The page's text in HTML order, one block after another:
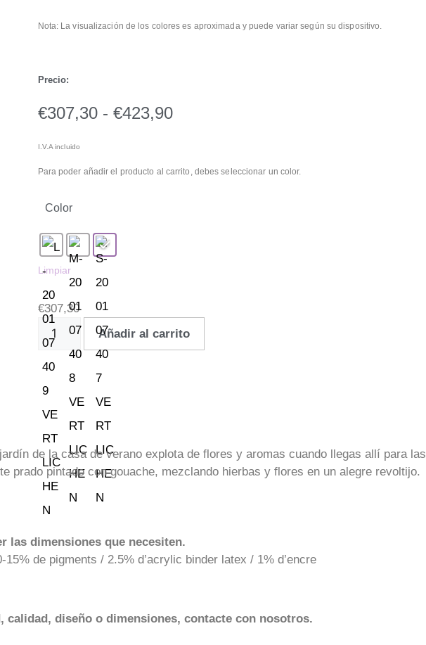
Nota: La visualización de los colores es aproximada y puede variar según su dispositivo.
Precio:
€307,30 - €423,90
I.V.A incluido
Para poder añadir el producto al carrito, debes seleccionar un color.
Color
Limpiar
€307,30
Añadir al carrito
de la casa de verano explota de flores y aromas cuando llegas allí para las
prado pintado con gouache, mezclando hierbas y flores en un alegre revoltijo.
las dimensiones que necesiten.
de pigments / 2.5% d’acrylic binder latex / 1% d’encre
diseño o dimensiones, contacte con nosotros.